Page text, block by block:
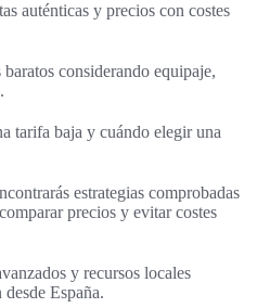
auténticas y precios con costes
considerando equipaje,
tarifa baja y cuándo elegir una
estrategias comprobadas
precios y evitar costes
y recursos locales
España.